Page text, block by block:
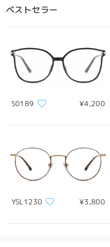
耐久性がありなが
顔の形やサイズに関係
ベストセラー
S0189 ¥4,200
YSL1230 ¥3,800